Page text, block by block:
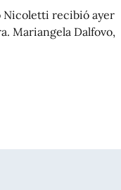
Nicoletti recibió ayer
Mariangela Dalfovo,
Nicoletti con la Dra.